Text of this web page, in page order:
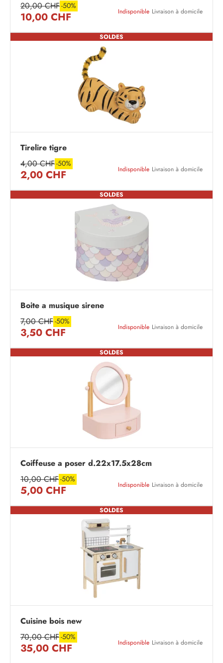
20,00 CHF-50%
10,00 CHF Indisponible Livraison à domicile
SOLDES
Tirelire tigre
4,00 CHF-50%
2,00 CHF Indisponible Livraison à domicile
SOLDES
Boite a musique sirene
7,00 CHF-50%
3,50 CHF Indisponible Livraison à domicile
SOLDES
Coiffeuse a poser d.22x17.5x28cm
10,00 CHF-50%
5,00 CHF Indisponible Livraison à domicile
SOLDES
Cuisine bois new
70,00 CHF-50%
35,00 CHF Indisponible Livraison à domicile